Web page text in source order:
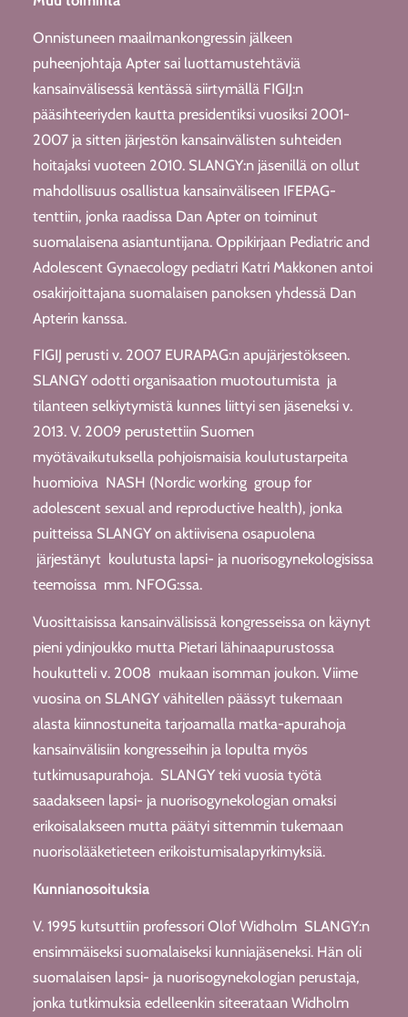
Onnistuneen maailmankongressin jälkeen
puheenjohtaja Apter sai luottamustehtäviä
kansainvälisessä kentässä siirtymällä FIGIJ:n
pääsihteeriyden kautta presidentiksi vuosiksi 2001-
2007 ja sitten järjestön kansainvälisten suhteiden
hoitajaksi vuoteen 2010. SLANGY:n jäsenillä on ollut
mahdollisuus osallistua kansainväliseen IFEPAG-
tenttiin, jonka raadissa Dan Apter on toiminut
suomalaisena asiantuntijana. Oppikirjaan Pediatric and
Adolescent Gynaecology pediatri Katri Makkonen antoi
osakirjoittajana suomalaisen panoksen yhdessä Dan
Apterin kanssa.
FIGIJ perusti v. 2007 EURAPAG:n apujärjestökseen.
SLANGY odotti organisaation muotoutumista ja
tilanteen selkiytymistä kunnes liittyi sen jäseneksi v.
2013. V. 2009 perustettiin Suomen
myötävaikutuksella pohjoismaisia koulutustarpeita
huomioiva NASH (Nordic working group for
adolescent sexual and reproductive health), jonka
puitteissa SLANGY on aktiivisena osapuolena
järjestänyt koulutusta lapsi- ja nuorisogynekologisissa
teemoissa mm. NFOG:ssa.
Vuosittaisissa kansainvälisissä kongresseissa on käynyt
pieni ydinjoukko mutta Pietari lähinaapurustossa
houkutteli v. 2008 mukaan isomman joukon. Viime
vuosina on SLANGY vähitellen päässyt tukemaan
alasta kiinnostuneita tarjoamalla matka-apurahoja
kansainvälisiin kongresseihin ja lopulta myös
tutkimusapurahoja. SLANGY teki vuosia työtä
saadakseen lapsi- ja nuorisogynekologian omaksi
erikoisalakseen mutta päätyi sittemmin tukemaan
nuorisolääketieteen erikoistumisalapyrkimyksiä.
Kunnianosoituksia
V. 1995 kutsuttiin professori Olof Widholm SLANGY:n
ensimmäiseksi suomalaiseksi kunniajäseneksi. Hän oli
suomalaisen lapsi- ja nuorisogynekologian perustaja,
jonka tutkimuksia edelleenkin siteerataan Widholm